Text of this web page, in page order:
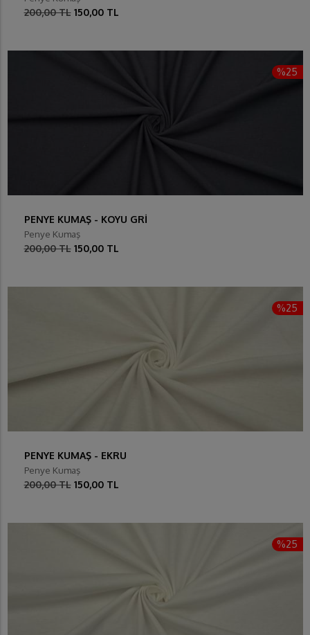
200,00 TL 150,00 TL
%25
PENYE KUMAŞ - KOYU GRİ
Penye Kumaş
200,00 TL 150,00 TL
%25
PENYE KUMAŞ - EKRU
Penye Kumaş
200,00 TL 150,00 TL
%25